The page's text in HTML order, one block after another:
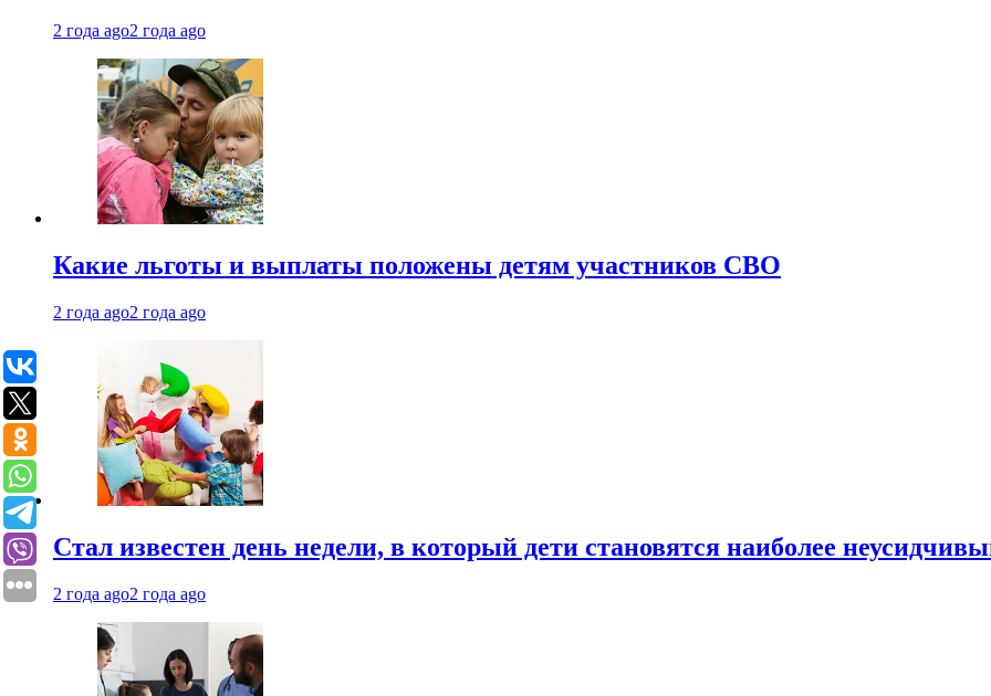
2 года ago2 года ago
Какие льготы и выплаты положены детям участников СВО
2 года ago2 года ago
Стал известен день недели, в который дети становятся наиболее
2 года ago2 года ago